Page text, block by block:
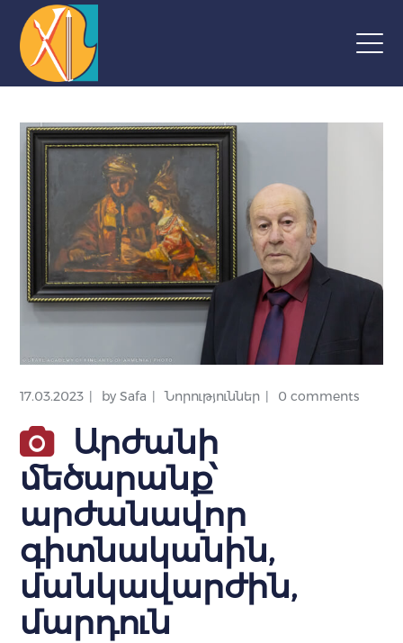
17.03.2023 bySafa Նորություններ 0 comments
Արժանի
մեծարանք՝
արժանավոր
գիտնականին,
մանկավարժին,
մարդուն